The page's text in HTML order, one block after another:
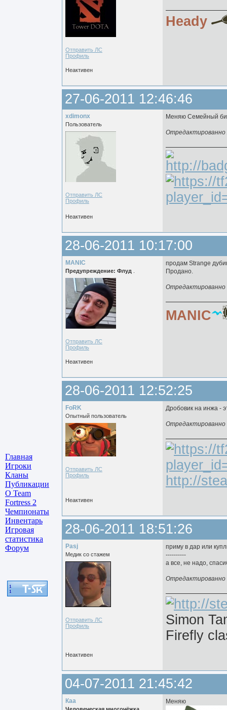
Главная
Игроки
Кланы
Публикации
О Team
Fortress 2
Чемпионаты
Инвентарь
Игровая
статистика
Форум
Отправить ЛС
Профиль
Heady
Неактивен
27-06-2011 12:46:46
xdimonx
Пользователь
Отправить ЛС
Профиль
Меняю Семейный
Отредактированно
Неактивен
28-06-2011 10:17:00
MANIC
Предупреждение: Флуд
Отправить ЛС
Профиль
продам Strange
Продано.
Отредактированно
MANIC
Неактивен
28-06-2011 12:52:25
FoRK
Опытный пользователь
Отправить ЛС
Профиль
Дробовик на инжа -
Отредактированно
http://
Неактивен
28-06-2011 18:51:26
Pasj
Медик со стажем
Отправить ЛС
Профиль
приму в дар или
----------
а все, не надо,
Отредактированно
Simon
Firefly
Неактивен
04-07-2011 21:45:42
Каа Меняю